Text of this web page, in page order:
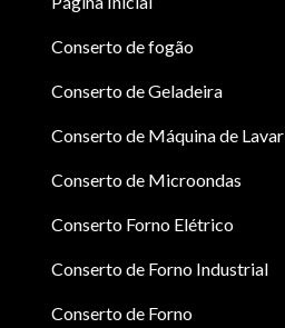
Conserto de fogão
Conserto de Geladeira
Conserto de Máquina de Lavar
Conserto de Microondas
Conserto Forno Elétrico
Conserto de Forno Industrial
Conserto de Forno